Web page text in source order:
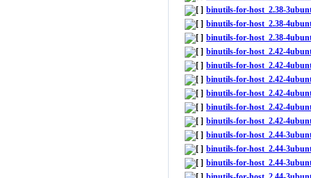
binutils-for-host_2.38-
binutils-for-host_2.38-
binutils-for-host_2.38-
binutils-for-host_2.42-
binutils-for-host_2.42-
binutils-for-host_2.42-
binutils-for-host_2.42-
binutils-for-host_2.42-
binutils-for-host_2.42-
binutils-for-host_2.44-
binutils-for-host_2.44-
binutils-for-host_2.44-